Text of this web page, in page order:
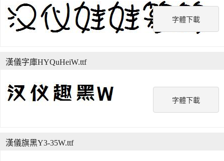
字體下載
字體下載
漢儀字庫HYQuHeiW.ttf
漢儀旗黑Y3-35W.ttf